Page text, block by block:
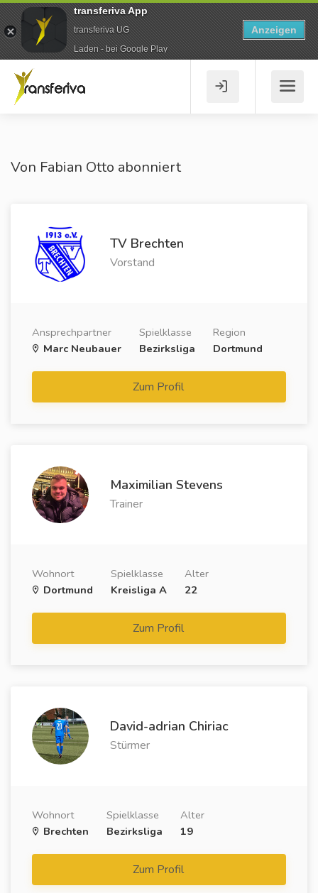
Von Fabian Otto abonniert
TV Brechten
Vorstand
Ansprechpartner
Marc Neubauer
Spielklasse
Bezirksliga
Region
Dortmund
Zum Profil
Maximilian Stevens
Trainer
Wohnort
Dortmund
Spielklasse
Kreisliga A
Alter
22
Zum Profil
David-adrian Chiriac
Stürmer
Wohnort
Brechten
Spielklasse
Bezirksliga
Alter
19
Zum Profil
transferiva App
transferiva UG
Laden - bei Google Play
Anzeigen